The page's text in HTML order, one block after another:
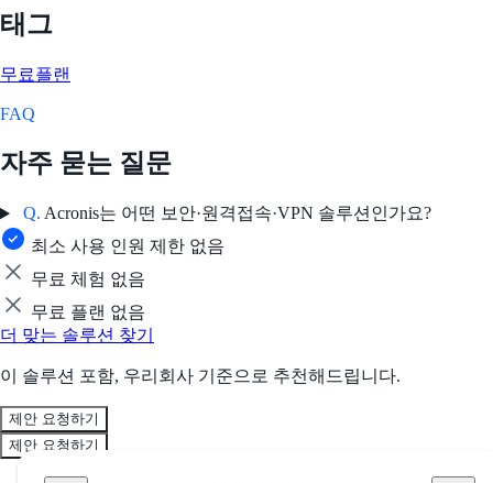
태그
무료플랜
FAQ
자주 묻는 질문
Q. Acronis는 어떤 보안·원격접속·VPN 솔루션인가요?
최소 사용 인원 제한 없음
무료 체험 없음
무료 플랜 없음
더 맞는 솔루션 찾기
이 솔루션 포함, 우리회사 기준으로 추천해드립니다.
제안 요청하기
제안 요청하기